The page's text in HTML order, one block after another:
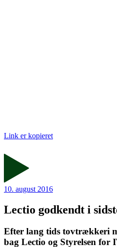
Link er kopieret
10. august 2016
Lectio godkendt i
Efter lang tids tovtrækkeri
bag Lectio og Styrelsen